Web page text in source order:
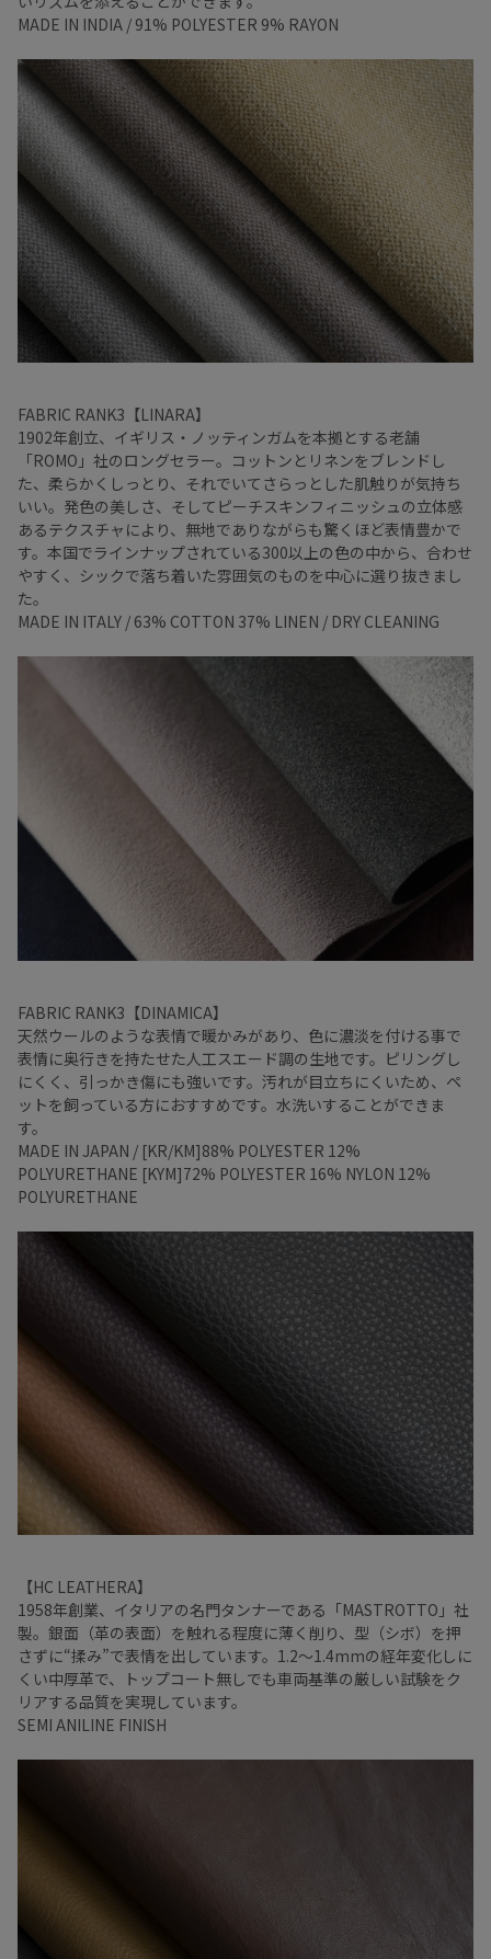
MADE IN INDIA / 91% POLYESTER 9% RAYON
FABRIC RANK3【LINARA】
1902年創立、イギリス・ノッティンガムを本拠とする老舗
「ROMO」社のロングセラー。コットンとリネンをブレンドし
た、柔らかくしっとり、それでいてさらっとした肌触りが気持ち
いい。発色の美しさ、そしてピーチスキンフィニッシュの立体感
あるテクスチャにより、無地でありながらも驚くほど表情豊かで
す。本国でラインナップされている300以上の色の中から、合わせ
やすく、シックで落ち着いた雰囲気のものを中心に選り抜きまし
た。
MADE IN ITALY / 63% COTTON 37% LINEN / DRY CLEANING
FABRIC RANK3【DINAMICA】
天然ウールのような表情で暖かみがあり、色に濃淡を付ける事で
表情に奥行きを持たせた人工スエード調の生地です。ピリングし
にくく、引っかき傷にも強いです。汚れが目立ちにくいため、ペ
ットを飼っている方におすすめです。水洗いすることができま
す。
MADE IN JAPAN / [KR/KM]88% POLYESTER 12%
POLYURETHANE [KYM]72% POLYESTER 16% NYLON 12%
POLYURETHANE
【HC LEATHERA】
1958年創業、イタリアの名門タンナーである「MASTROTTO」社
製。銀面（革の表面）を触れる程度に薄く削り、型（シボ）を押
さずに“揉み”で表情を出しています。1.2～1.4mmの経年変化しに
くい中厚革で、トップコート無しでも車両基準の厳しい試験をク
リアする品質を実現しています。
SEMI ANILINE FINISH